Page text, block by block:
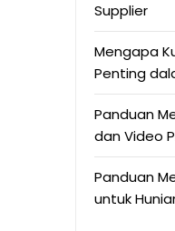
Supplier
Mengapa
Penting
Panduan
dan Video
Panduan
untuk